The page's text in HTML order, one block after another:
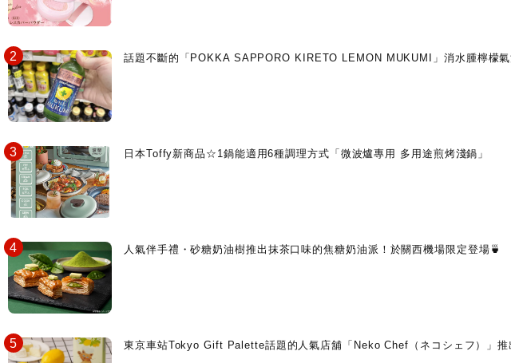
話題不斷的「POKKA SAPPORO KIRETO LEMON MUKUMI」消水腫檸檬氣
日本Toffy新商品☆1鍋能適用6種調理方式「微波爐專用 多用途煎烤淺鍋」
人氣伴手禮・砂糖奶油樹推出抹茶口味的焦糖奶油派！於關西機場限定登場🍵
東京車站Tokyo Gift Palette話題的人氣店舖「Neko Chef（ネコシェフ）」推